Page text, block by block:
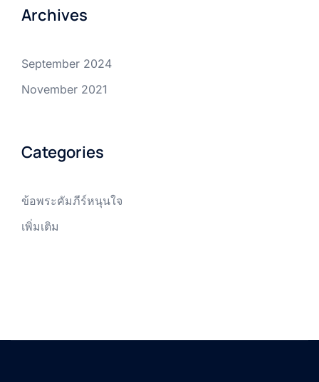
Archives
September 2024
November 2021
Categories
ข้อพระคัมภีร์หนุนใจ
เพิ่มเติม